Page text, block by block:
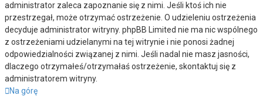
administrator zaleca zapoznanie się z nimi. Jeśli ktoś ich nie
przestrzegał, może otrzymać ostrzeżenie. O udzieleniu ostrzeżenia
decyduje administrator witryny. phpBB Limited nie ma nic wspólnego
z ostrzeżeniami udzielanymi na tej witrynie i nie ponosi żadnej
odpowiedzialności związanej z nimi. Jeśli nadal nie masz jasności,
dlaczego otrzymałeś/otrzymałaś ostrzeżenie, skontaktuj się z
administratorem witryny.
Na górę